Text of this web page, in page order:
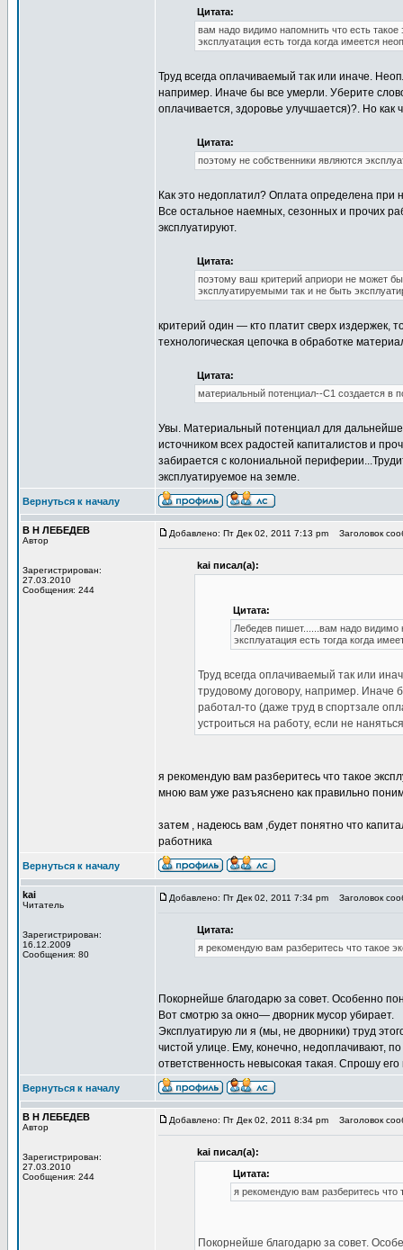
Цитата:
вам надо видимо напомнить что есть такое
эксплуатация есть тогда когда имеется
Труд всегда оплачиваемый так или иначе.
например. Иначе бы все умерли. Уберите
оплачивается, здоровье улучшается)?. Но
Цитата:
поэтому не собственники являются
Как это недоплатил? Оплата определена при
Все остальное наемных, сезонных и прочих
эксплуатируют.
Цитата:
поэтому ваш критерий априори не может
эксплуатируемыми так и не быть
критерий один — кто платит сверх издержек,
технологическая цепочка в обработке
Цитата:
материальный потенциал--С1 создается в
Увы. Материальный потенциал для
источником всех радостей капиталистов и
забирается с колониальной
эксплуатируемое на земле.
Вернуться к началу
В Н ЛЕБЕДЕВ
Автор
Зарегистрирован:
27.03.2010
Сообщения: 244
Добавлено: Пт Дек 02, 2011 7:13 pm Заголовок
kai писал(а):
Цитата:
Лебедев пишет......вам надо видимо
эксплуатация есть тогда когда
Труд всегда оплачиваемый так или
трудовому договору, например.
работал-то (даже труд в спортзале
устроиться на работу, если не
я рекомендую вам разберитесь что такое
мною вам уже разъяснено как правильно
затем , надеюсь вам ,будет понятно что
работника
Вернуться к началу
kai
Читатель
Зарегистрирован:
16.12.2009
Сообщения: 80
Добавлено: Пт Дек 02, 2011 7:34 pm Заголовок
Цитата:
я рекомендую вам разберитесь что такое
Покорнейше благодарю за совет. Особенно
Вот смотрю за окно— дворник мусор убирает.
Эксплуатирую ли я (мы, не дворники) труд
чистой улице. Ему, конечно, недоплачивают,
ответственность невысокая такая. Спрошу его
Вернуться к началу
В Н ЛЕБЕДЕВ
Автор
Зарегистрирован:
27.03.2010
Сообщения: 244
Добавлено: Пт Дек 02, 2011 8:34 pm Заголовок
kai писал(а):
Цитата:
я рекомендую вам разберитесь что
Покорнейше благодарю за совет.